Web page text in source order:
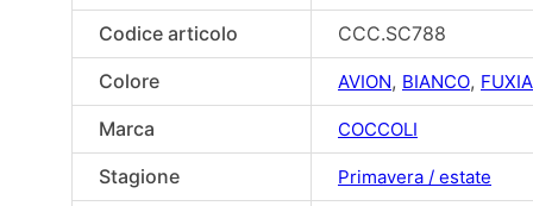
Codice articolo
CCC.SC788
Colore
AVION, BIANCO, FUXIA
Marca COCCOLI
Stagione Primavera / estate